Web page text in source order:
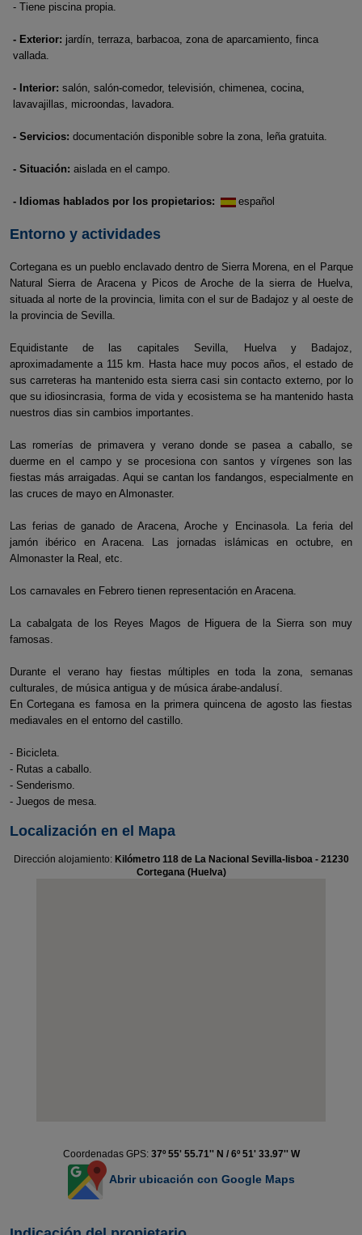
- Tiene piscina propia.
- Exterior: jardín, terraza, barbacoa, zona de aparcamiento, finca
vallada.
- Interior: salón, salón-comedor, televisión, chimenea, cocina,
lavavajillas, microondas, lavadora.
- Servicios: documentación disponible sobre la zona, leña gratuita.
- Situación: aislada en el campo.
- Idiomas hablados por los propietarios: español
Entorno y actividades
Cortegana es un pueblo enclavado dentro de Sierra Morena, en el Parque
Natural Sierra de Aracena y Picos de Aroche de la sierra de Huelva,
situada al norte de la provincia, limita con el sur de Badajoz y al oeste de
la provincia de Sevilla.
Equidistante de las capitales Sevilla, Huelva y Badajoz,
aproximadamente a 115 km. Hasta hace muy pocos años, el estado de
sus carreteras ha mantenido esta sierra casi sin contacto externo, por lo
que su idiosincrasia, forma de vida y ecosistema se ha mantenido hasta
nuestros dias sin cambios importantes.
Las romerías de primavera y verano donde se pasea a caballo, se
duerme en el campo y se procesiona con santos y vírgenes son las
fiestas más arraigadas. Aqui se cantan los fandangos, especialmente en
las cruces de mayo en Almonaster.
Las ferias de ganado de Aracena, Aroche y Encinasola. La feria del
jamón ibérico en Aracena. Las jornadas islámicas en octubre, en
Almonaster la Real, etc.
Los carnavales en Febrero tienen representación en Aracena.
La cabalgata de los Reyes Magos de Higuera de la Sierra son muy
famosas.
Durante el verano hay fiestas múltiples en toda la zona, semanas
culturales, de música antigua y de música árabe-andalusí.
En Cortegana es famosa en la primera quincena de agosto las fiestas
mediavales en el entorno del castillo.
- Bicicleta.
- Rutas a caballo.
- Senderismo.
- Juegos de mesa.
Localización en el Mapa
Dirección alojamiento: Kilómetro 118 de La Nacional Sevilla-lisboa - 21230
Cortegana (Huelva)
Coordenadas GPS: 37º 55' 55.71'' N / 6º 51' 33.97'' W
Abrir ubicación con Google Maps